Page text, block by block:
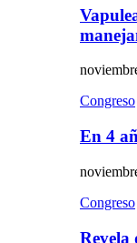
Congreso
En 4
Congreso
Revela